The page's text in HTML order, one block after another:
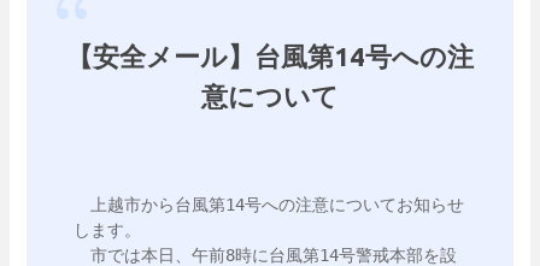
【安全メール】台風第14号への注
意について
上越市から台風第14号への注意についてお知らせ
します。
市では本日、午前8時に台風第14号警戒本部を設